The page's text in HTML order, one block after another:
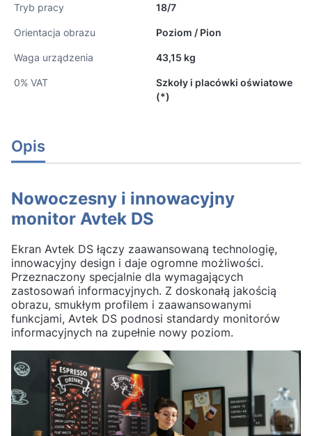
Tryb pracy 18/7
Orientacja obrazu Poziom / Pion
Waga urządzenia 43,15 kg
0% VAT
Szkoły i placówki oświatowe
(*)
Opis
Nowoczesny i innowacyjny
monitor Avtek DS
Ekran Avtek DS łączy zaawansowaną technologię,
innowacyjny design i daje ogromne możliwości.
Przeznaczony specjalnie dla wymagających
zastosowań informacyjnych. Z doskonałą jakością
obrazu, smukłym profilem i zaawansowanymi
funkcjami, Avtek DS podnosi standardy monitorów
informacyjnych na zupełnie nowy poziom.